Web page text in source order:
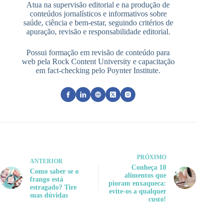
Atua na supervisão editorial e na produção de
conteúdos jornalísticos e informativos sobre
saúde, ciência e bem-estar, seguindo critérios de
apuração, revisão e responsabilidade editorial.
Possui formação em revisão de conteúdo para
web pela Rock Content University e capacitação
em fact-checking pelo Poynter Institute.
ANTERIOR
Como saber se o
frango está
estragado? Tire
suas dúvidas
PRÓXIMO
Conheça 10
alimentos que
pioram enxaqueca:
evite-os a qualquer
custo!